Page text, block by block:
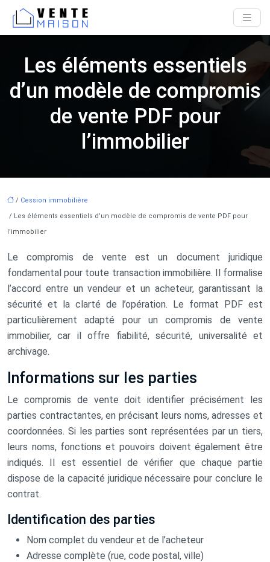
Les éléments essentiels
d’un modèle de compromis
de vente PDF pour
l’immobilier
/ Cession immobilière
/ Les éléments essentiels d’un modèle de compromis de vente PDF pour
l’immobilier
Le compromis de vente est un document juridique
fondamental pour toute transaction immobilière. Il formalise
l’accord entre un vendeur et un acheteur, garantissant la
sécurité et la clarté de l’opération. Le format PDF est
particulièrement adapté pour un compromis de vente
immobilier, car il offre fiabilité, sécurité, universalité et
archivage.
Informations sur les parties
Le compromis de vente doit identifier précisément les
parties contractantes, en précisant leurs noms, adresses et
coordonnées. Si les parties sont représentées par un tiers,
leurs noms, fonctions et pouvoirs doivent également être
indiqués. Il est essentiel de vérifier que chaque partie
dispose de la capacité juridique nécessaire pour conclure le
contrat.
Identification des parties
Nom complet du vendeur et de l’acheteur
Adresse complète (rue, code postal, ville)